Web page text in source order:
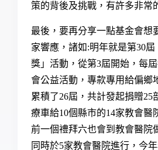
策的背後及挑戰，有許多非常
最後 ， 要再分享一點基金會想
家響應，諸如:明年就是第30屆
獎」活動，從第3屆開始，每
會公益活動，專款專用給偏鄉
累積了26屆 ，共計發起捐贈25
療車給10個縣市的14家教會醫
前一個禮拜六也會到教會醫院
同時於5家教會醫院進行 ，今